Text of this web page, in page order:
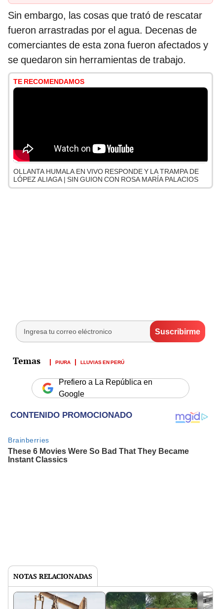
Sin embargo, las cosas que trató de rescatar
fueron arrastradas por el agua. Decenas de
comerciantes de esta zona fueron afectados y
se quedaron sin herramientas de trabajo.
TE RECOMENDAMOS
OLLANTA HUMALA EN VIVO RESPONDE Y LA TRAMPA DE
LÓPEZ ALIAGA | SIN GUION CON ROSA MARÍA PALACIOS
PIURA LLUVIAS EN PERÚ
Prefiero a La República en
Google
NOTAS RELACIONADAS